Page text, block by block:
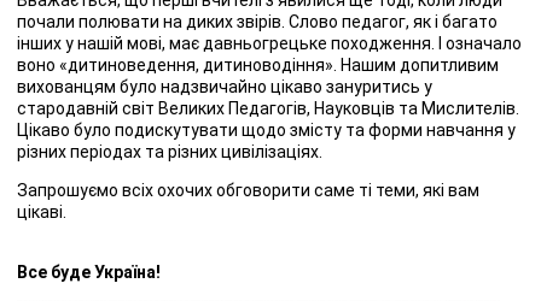
почали полювати на диких звірів. Слово педагог, як і багато
інших у нашій мові, має давньогрецьке походження. І означало
воно «дитиноведення, дитиноводіння». Нашим допитливим
вихованцям було надзвичайно цікаво зануритись у
стародавній світ Великих Педагогів, Науковців та Мислителів.
Цікаво було подискутувати щодо змісту та форми навчання у
різних періодах та різних цивілізаціях.
Запрошуємо всіх охочих обговорити саме ті теми, які вам
цікаві.
Все буде Україна!